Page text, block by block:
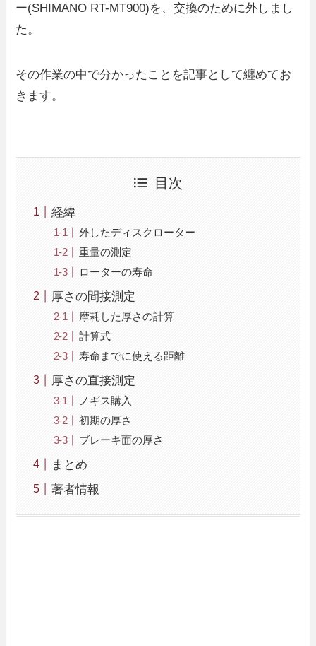
ー(SHIMANO RT-MT900)を、交換のために外しまし
た。
その作業の中で分かったことを記事として纏めてお
きます。
目次
経緯
外したディスクローター
重量の測定
ローターの寿命
厚さの間接測定
摩耗した厚さの計算
計算式
寿命までに使える距離
厚さの直接測定
ノギス購入
初期の厚さ
ブレーキ面の厚さ
まとめ
著者情報